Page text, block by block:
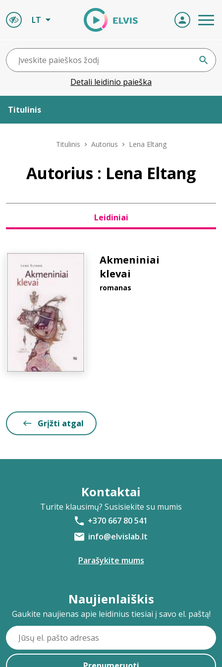
LT
Detali leidinio paieška
Titulinis
Leidiniai
D.U.K.
Titulinis Autorius Lena Eltang
Autorius : Lena Eltang
Leidiniai
Akmeniniai
klevai
romanas
Grįžti atgal
Kontaktai
Turite klausimų? Susisiekite su mumis
+370 667 80 541
info@elvislab.lt
Parašykite mums
Naujienlaiškis
Gaukite naujienas apie leidinius tiesiai į savo el. paštą!